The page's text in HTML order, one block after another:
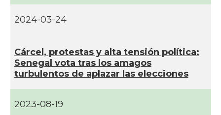
2024-03-24
Cárcel, protestas y alta tensión polí­tica:
Senegal vota tras los amagos
turbulentos de aplazar las elecciones
2023-08-19